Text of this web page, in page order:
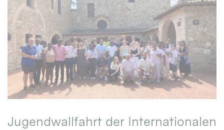
Jugendwallfahrt der Internationalen